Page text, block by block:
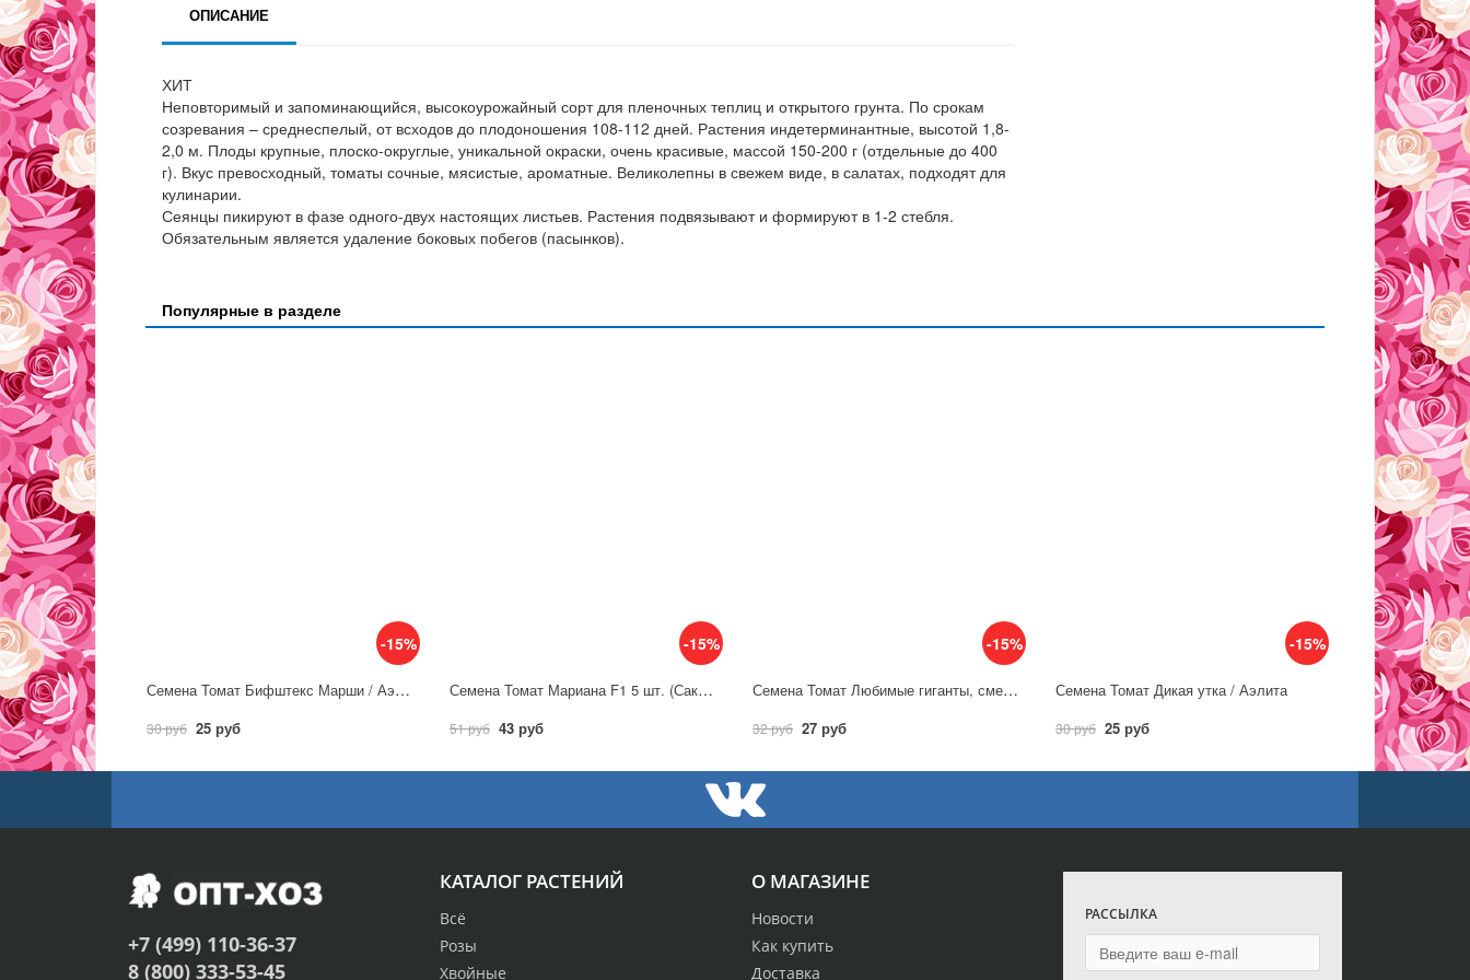
ОПИСАНИЕ
ХИТ
Неповторимый и запоминающийся, высокоурожайный сорт для пленочных теплиц и открытого грунта. По срокам
созревания – среднеспелый, от всходов до плодоношения 108-112 дней. Растения индетерминантные, высотой 1,8-
2,0 м. Плоды крупные, плоско-округлые, уникальной окраски, очень красивые, массой 150-200 г (отдельные до 400
г). Вкус превосходный, томаты сочные, мясистые, ароматные. Великолепны в свежем виде, в салатах, подходят для
кулинарии.
Сеянцы пикируют в фазе одного-двух настоящих листьев. Растения подвязывают и формируют в 1-2 стебля.
Обязательным является удаление боковых побегов (пасынков).
Популярные в разделе
-15%
Семена Томат Бифштекс Марши / Аэлита
30 руб 25 руб
-15%
Семена Томат Мариана F1 5 шт. (Саката)/ Гавриш
51 руб 43 руб
-15%
Семена Томат Любимые гиганты, смесь / Аэлита
32 руб 27 руб
-15%
Семена Томат Дикая утка / Аэлита
30 руб 25 руб
О МАГАЗИНЕ
Новости
Как купить
Доставка
КАТАЛОГ РАСТЕНИЙ
Всё
Розы
Хвойные
РАССЫЛКА
+7 (499) 110-36-37
8 (800) 333-53-45